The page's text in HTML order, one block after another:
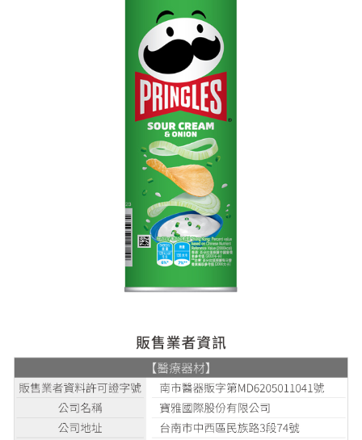
５．嚴禁一人註冊多個帳號或使用他人資訊註冊。若發現惡意使用之情形，
恩沛科技股份有限公司將有權停止該用戶之使用額度並採取法律行動。
每筆NT$80，滿NT$290(含以上)免運費